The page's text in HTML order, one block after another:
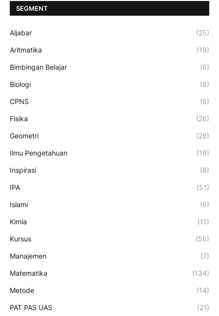
SEGMENT
Aljabar (25)
Aritmatika (19)
Bimbingan Belajar (6)
Biologi (8)
CPNS (6)
Fisika (26)
Geometri (28)
Ilmu Pengetahuan (19)
Inspirasi (8)
IPA (51)
Islami (6)
Kimia (11)
Kursus (56)
Manajemen (7)
Matematika (134)
Metode (14)
PAT PAS UAS (21)